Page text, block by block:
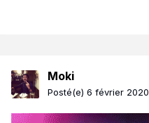
Moki
Posté(e) 6 février 2020